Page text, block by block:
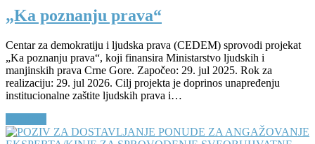
„Ka poznanju prava“
Centar za demokratiju i ljudska prava (CEDEM) sprovodi projekat
„Ka poznanju prava“, koji finansira Ministarstvo ljudskih i
manjinskih prava Crne Gore. Započeo: 29. jul 2025. Rok za
realizaciju: 29. jul 2026. Cilj projekta je doprinos unapređenju
institucionalne zaštite ljudskih prava i…